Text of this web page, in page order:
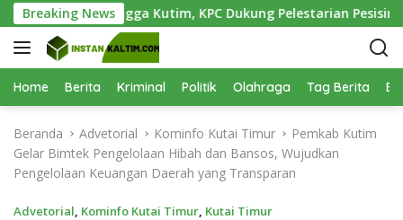
a
g
u
Breaking News
Teluk Lingga Kutim, KPC Dukung Pelestarian Pesisir
Home Berita Kriminal Politik Olahraga Tag Berita
Beranda Advetorial Kominfo Kutai Timur
Pemkab Kutim
Gelar Bimtek Pengelolaan Hibah dan Bansos, Wujudkan
Pengelolaan Keuangan Daerah yang Transparan
Advetorial, Kominfo Kutai Timur, Kutai Timur